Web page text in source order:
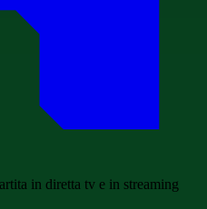
in diretta tv e in streaming